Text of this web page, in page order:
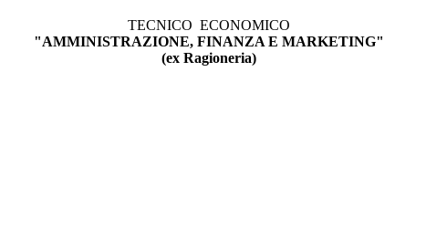
TECNICO ECONOMICO
"AMMINISTRAZIONE, FINANZA E MARKETING"
(ex Ragioneria)